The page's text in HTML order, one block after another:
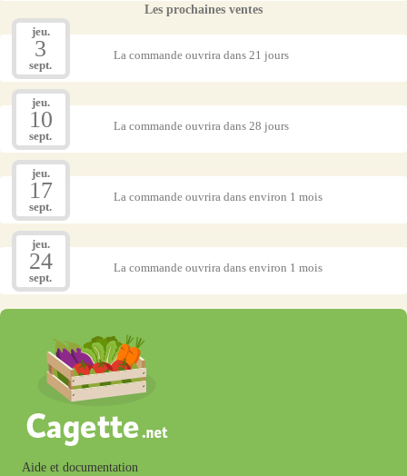
Les prochaines ventes
jeu.
3
sept.
La commande ouvrira dans 21 jours
jeu.
10
sept.
La commande ouvrira dans 28 jours
jeu.
17
sept.
La commande ouvrira dans environ 1 mois
jeu.
24
sept.
La commande ouvrira dans environ 1 mois
Aide et documentation